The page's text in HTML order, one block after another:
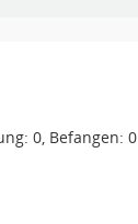
0, Befangen: 0